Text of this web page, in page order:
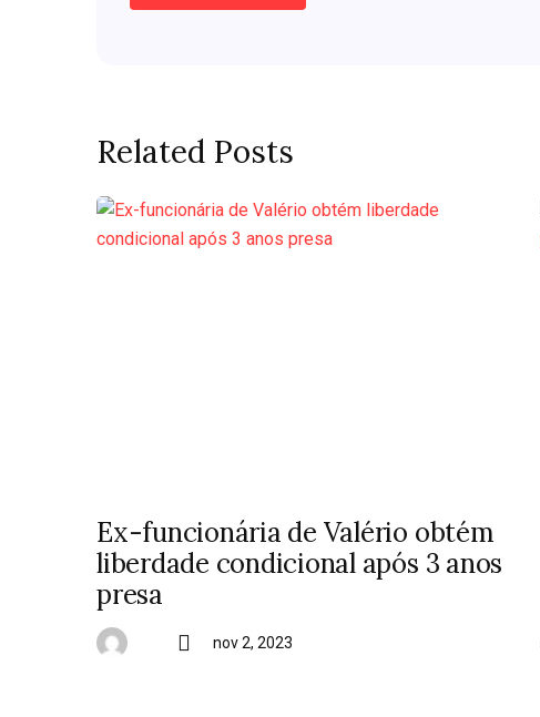
Related Posts
Ex-funcionária de Valério obtém
liberdade condicional após 3 anos
presa
nov 2, 2023